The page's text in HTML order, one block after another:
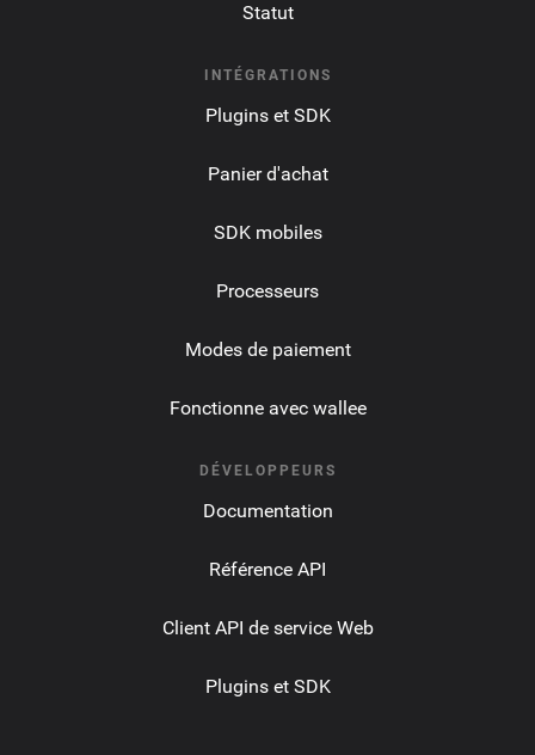
Statut
INTÉGRATIONS
Plugins et SDK
Panier d'achat
SDK mobiles
Processeurs
Modes de paiement
Fonctionne avec wallee
DÉVELOPPEURS
Documentation
Référence API
Client API de service Web
Plugins et SDK